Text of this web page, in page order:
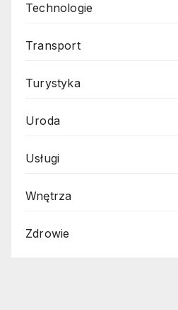
Technologie
Transport
Turystyka
Uroda
Usługi
Wnętrza
Zdrowie